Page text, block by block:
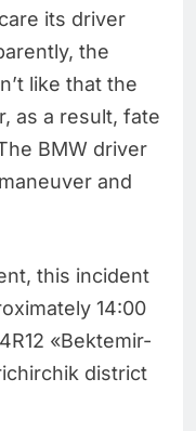
its driver
the
like that the
as a result, fate
BMW driver
and
this incident
14:00
«Bektemir-
district